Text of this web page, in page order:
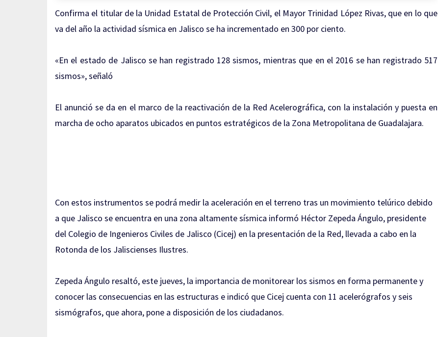
Confirma el titular de la Unidad Estatal de Protección Civil, el Mayor Trinidad López Rivas, que en lo que
va del año la actividad sísmica en Jalisco se ha incrementado en 300 por ciento.
«En el estado de Jalisco se han registrado 128 sismos, mientras que en el 2016 se han registrado 517
sismos», señaló
El anunció se da en el marco de la reactivación de la Red Acelerográfica, con la instalación y puesta en
marcha de ocho aparatos ubicados en puntos estratégicos de la Zona Metropolitana de Guadalajara.
Con estos instrumentos se podrá medir la aceleración en el terreno tras un movimiento telúrico debido
a que Jalisco se encuentra en una zona altamente sísmica informó Héctor Zepeda Ángulo, presidente
del Colegio de Ingenieros Civiles de Jalisco (Cicej) en la presentación de la Red, llevada a cabo en la
Rotonda de los Jaliscienses Ilustres.
Zepeda Ángulo resaltó, este jueves, la importancia de monitorear los sismos en forma permanente y
conocer las consecuencias en las estructuras e indicó que Cicej cuenta con 11 acelerógrafos y seis
sismógrafos, que ahora, pone a disposición de los ciudadanos.